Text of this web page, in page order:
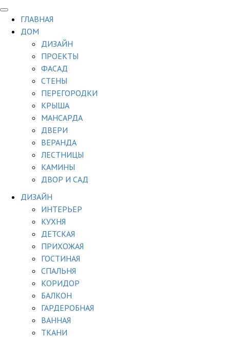
ГЛАВНАЯ
ДОМ
ДИЗАЙН
ПРОЕКТЫ
ФАСАД
СТЕНЫ
ПЕРЕГОРОДКИ
КРЫША
МАНСАРДА
ДВЕРИ
ВЕРАНДА
ЛЕСТНИЦЫ
КАМИНЫ
ДВОР И САД
ДИЗАЙН
ИНТЕРЬЕР
КУХНЯ
ДЕТСКАЯ
ПРИХОЖАЯ
ГОСТИНАЯ
СПАЛЬНЯ
КОРИДОР
БАЛКОН
ГАРДЕРОБНАЯ
ВАННАЯ
ТКАНИ